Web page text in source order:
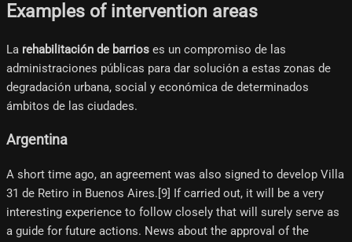
Examples of intervention areas
La rehabilitación de barrios es un compromiso de las
administraciones públicas para dar solución a estas zonas de
degradación urbana, social y económica de determinados
ámbitos de las ciudades.
Argentina
A short time ago, an agreement was also signed to develop Villa
31 de Retiro in Buenos Aires.[9]​ If carried out, it will be a very
interesting experience to follow closely that will surely serve as
a guide for future actions. News about the approval of the